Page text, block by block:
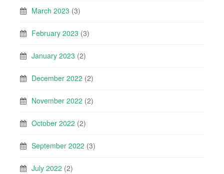
March 2023 (3)
February 2023 (3)
January 2023 (2)
December 2022 (2)
November 2022 (2)
October 2022 (2)
September 2022 (3)
July 2022 (2)